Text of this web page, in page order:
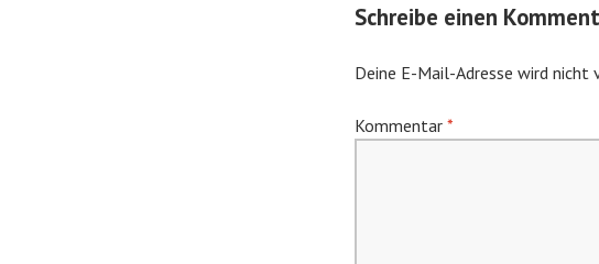
Schreibe einen
Deine E-Mail-Adresse wird
Kommentar *